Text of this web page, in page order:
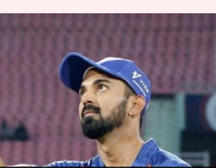
के बाद WTC फाइनल
खुद दी जानकारी
05:30 pm
(IPL)
2023 से चोट के कारण बाहर
विश्व टेस्ट चैंपियनशिप (WTC) का